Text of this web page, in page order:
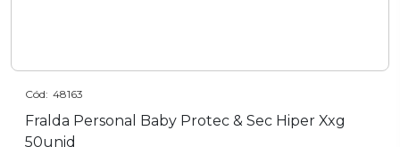
Cód: 48163
Fralda Personal Baby Protec & Sec Hiper Xxg
50unid